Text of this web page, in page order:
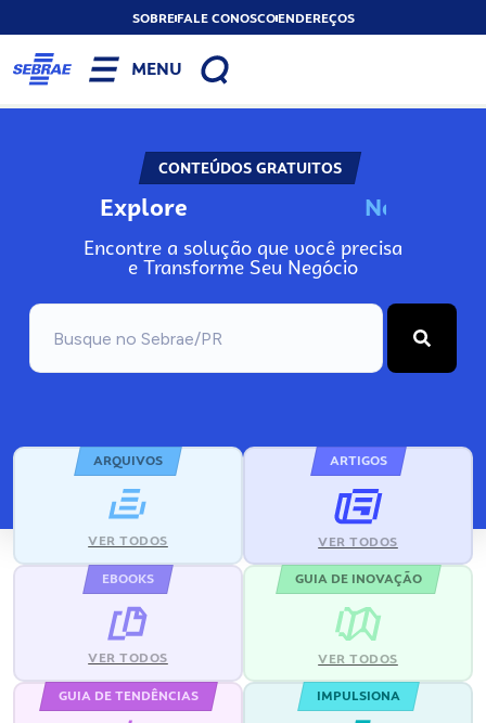
SOBREFALE CONOSCOENDEREÇOS
MENU
CONTEÚDOS GRATUITOS
Explore No
Encontre a solução que você precisa
e Transforme Seu Negócio
ARQUIVOS
VER TODOS
ARTIGOS
VER TODOS
EBOOKS
VER TODOS
GUIA DE INOVAÇÃO
VER TODOS
GUIA DE TENDÊNCIAS IMPULSIONA